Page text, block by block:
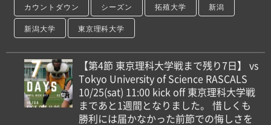
カウントダウン シーズン 拓殖大学 新潟
新潟大学 東京理科大学
【第4節 東京理科大学戦まで残り7日】 vs
Tokyo University of Science RASCALS
10/25(sat) 11:00 kick off 東京理科大学戦
まであと1週間となりました。 惜しくも
勝利には届かなかった前節での悔しさを